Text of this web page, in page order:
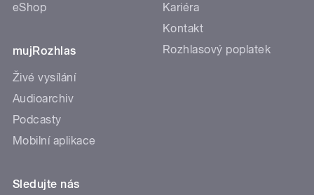
eShop
mujRozhlas
Živé vysílání
Audioarchiv
Podcasty
Mobilní aplikace
Kariéra
Kontakt
Rozhlasový poplatek
Sledujte nás